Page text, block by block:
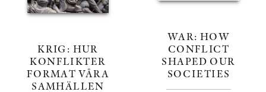
KRIG: HUR
KONFLIKTER
FORMAT VÅRA
SAMHÄLLEN
WAR: HOW
CONFLICT
SHAPED OUR
SOCIETIES